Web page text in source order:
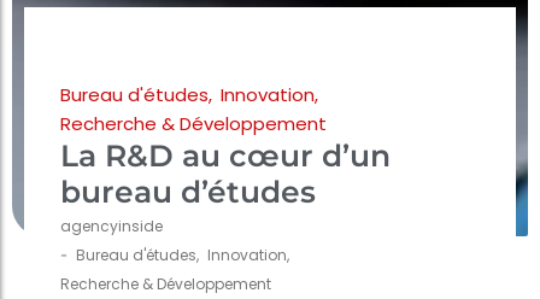
Bureau d'études, Innovation,
Recherche & Développement
La R&D au cœur d’un
bureau d’études
agencyinside
- Bureau d'études, Innovation,
Recherche & Développement